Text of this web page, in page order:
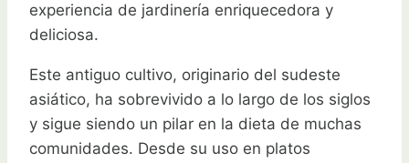
experiencia de jardinería enriquecedora y
deliciosa.
Este antiguo cultivo, originario del sudeste
asiático, ha sobrevivido a lo largo de los siglos
y sigue siendo un pilar en la dieta de muchas
comunidades. Desde su uso en platos